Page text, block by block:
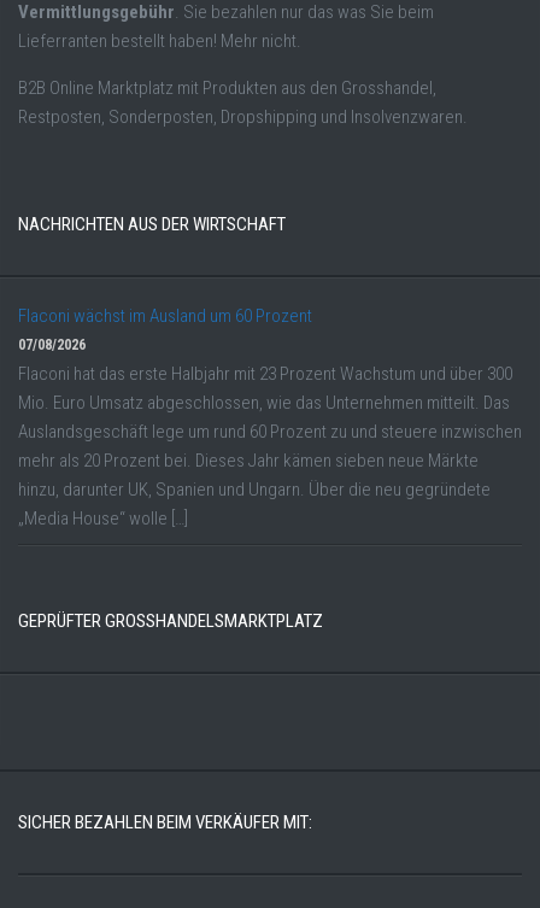
Vermittlungsgebühr. Sie bezahlen nur das was Sie beim
Lieferranten bestellt haben! Mehr nicht.
B2B Online Marktplatz mit Produkten aus den Grosshandel,
Restposten, Sonderposten, Dropshipping und Insolvenzwaren.
NACHRICHTEN AUS DER WIRTSCHAFT
Flaconi wächst im Ausland um 60 Prozent
07/08/2026
Flaconi hat das erste Halbjahr mit 23 Prozent Wachstum und über 300
Mio. Euro Umsatz abgeschlossen, wie das Unternehmen mitteilt. Das
Auslandsgeschäft lege um rund 60 Prozent zu und steuere inzwischen
mehr als 20 Prozent bei. Dieses Jahr kämen sieben neue Märkte
hinzu, darunter UK, Spanien und Ungarn. Über die neu gegründete
„Media House“ wolle […]
GEPRÜFTER GROSSHANDELSMARKTPLATZ
SICHER BEZAHLEN BEIM VERKÄUFER MIT: